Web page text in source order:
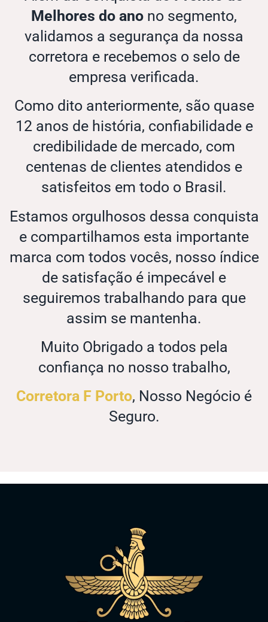
Melhores do ano no segmento,
validamos a segurança da nossa
corretora e recebemos o selo de
empresa verificada.
Como dito anteriormente, são quase
12 anos de história, confiabilidade e
credibilidade de mercado, com
centenas de clientes atendidos e
satisfeitos em todo o Brasil.
Estamos orgulhosos dessa conquista
e compartilhamos esta importante
marca com todos vocês, nosso índice
de satisfação é impecável e
seguiremos trabalhando para que
assim se mantenha.
Muito Obrigado a todos pela
confiança no nosso trabalho,
Corretora F Porto, Nosso Negócio é
Seguro.